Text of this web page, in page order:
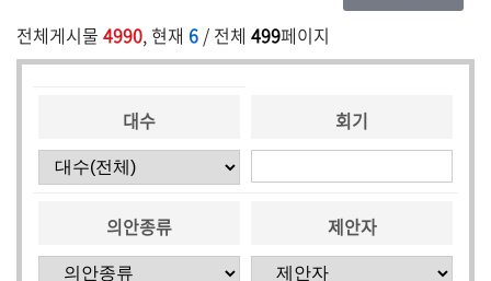
전체게시물 4990, 현재 6 / 전체 499페이지
대수 회기
의안종류 제안자